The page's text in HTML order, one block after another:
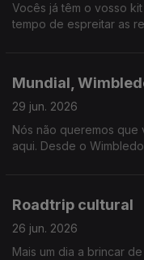
Vocês já têm o vosso
tempo de espreitar as
Mundial,
29 jun. 2026
Nós não queremos
aqui. Desde o
Roadtrip cultural
26 jun. 2026
Mais um dia a brincar